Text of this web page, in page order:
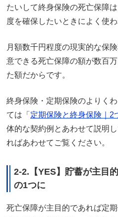
たいして終身保険の死亡保障
度を確保したいときによく使わ
月額数千円程度の現実的な保
意できる死亡保障の額が数百
た額だからです。
終身保険・定期保険のよりく
ては「 定期保険と終身保険｜2
体的な契約例とあわせて説明
ればあわせてご覧ください。
2-2.【YES】貯蓄が主目
の1つに
死亡保障が主目的であれば定